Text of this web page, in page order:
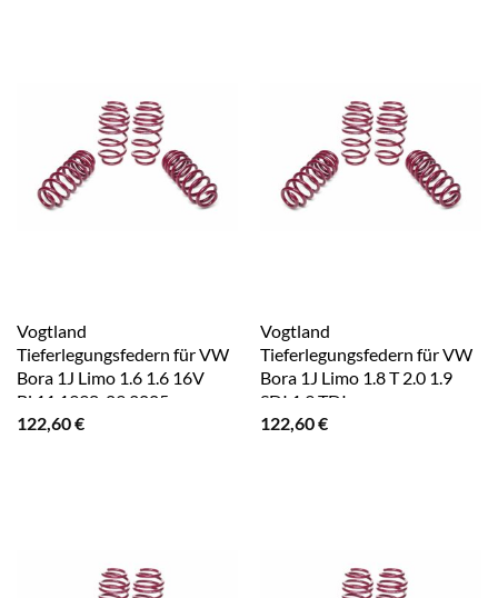
Vogtland
Tieferlegungsfedern für VW
Bora 1J Limo 1.6 1.6 16V
Bj.11.1998-09.2005
122,60€
Vogtland
Tieferlegungsfedern für VW
Bora 1J Limo 1.8 T 2.0 1.9
SDI 1.9 TDI
122,60€